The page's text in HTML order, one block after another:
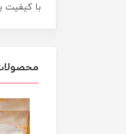
با کیفیت